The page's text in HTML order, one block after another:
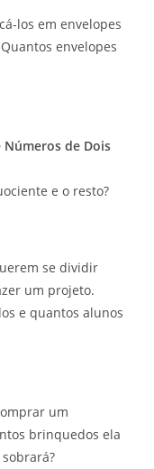
los em envelopes
envelopes
Números de Dois
e o resto?
se dividir
um projeto.
e quantos alunos
um
brinquedos ela